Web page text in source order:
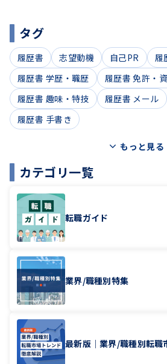
タグ
履歴書 志望動機 自己PR
履
履歴書 学歴・職歴
履歴書 免許・
履歴書 趣味・特技
履歴書 メール
履歴書 手書き
もっと見る
カテゴリ一覧
転職ガイド
業界/職種別特集
最新版｜業界/職種別転職